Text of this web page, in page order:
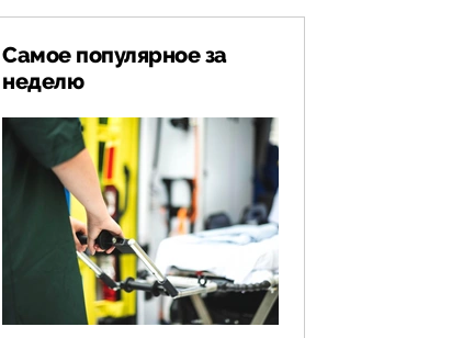
Самое популярное за
неделю